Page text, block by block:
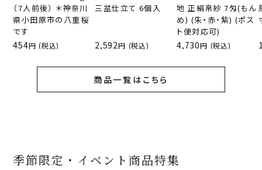
（7人前後） ＊神奈川
県小田原市の八重桜
です
454 (税込)
三盆仕立て 6個入
2,592 (税込)
地 正絹帛紗 7匁(もん
め) (朱・赤・紫) (ポス
ト便対応可)
4,730 (税込)
商品一覧はこちら
季節限定・イベント商品特集